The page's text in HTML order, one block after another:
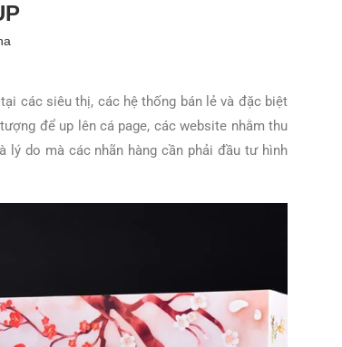
các siêu thị, các hệ thống bán lẻ và đặc biệt
để up lên cá page, các website nhằm thu
lý do mà các nhãn hàng cần phải đầu tư hình